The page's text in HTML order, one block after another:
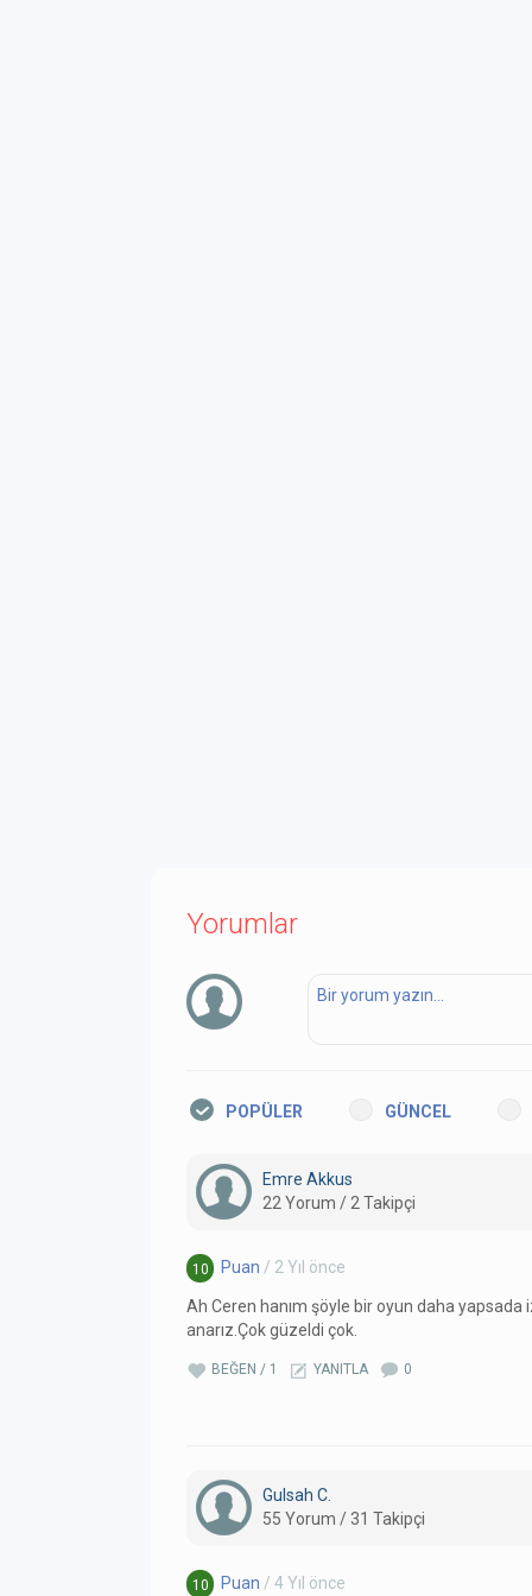
Yorumlar
POPÜLER GÜNCEL
Emre Akkus
22 Yorum / 2 Takipçi
10 Puan / 2 Yıl önce
Ah Ceren hanım şöyle bir oyun daha yapsada
anarız.Çok güzeldi çok.
BEĞEN / 1 YANITLA 0
Gulsah C.
55 Yorum / 31 Takipçi
10 Puan / 4 Yıl önce